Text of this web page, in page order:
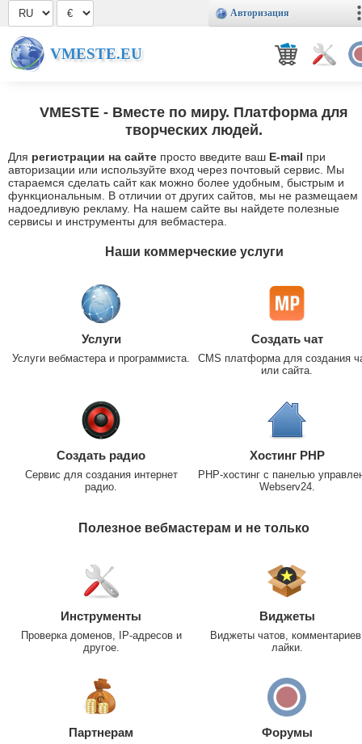
Авторизация
VMESTE.EU
VMESTE - Вместе по миру. Платформа для
творческих людей.
Для регистрации на сайте просто введите ваш E-mail при
авторизации или используйте вход через почтовый сервис. Мы
стараемся сделать сайт как можно более удобным, быстрым и
функциональным. В отличии от других сайтов, мы не размещаем
надоедливую рекламу. На нашем сайте вы найдете полезные
сервисы и инструменты для вебмастера.
Наши коммерческие услуги
Услуги
Услуги вебмастера и программиста.
Создать чат
CMS платформа для создания
или сайта.
Создать радио
Сервис для создания интернет
радио.
Хостинг PHP
PHP-хостинг с панелью
Webserv24.
Полезное вебмастерам и не только
Инструменты
Проверка доменов, IP-адресов и
другое.
Виджеты
Виджеты чатов,
лайки.
Партнерам Форумы